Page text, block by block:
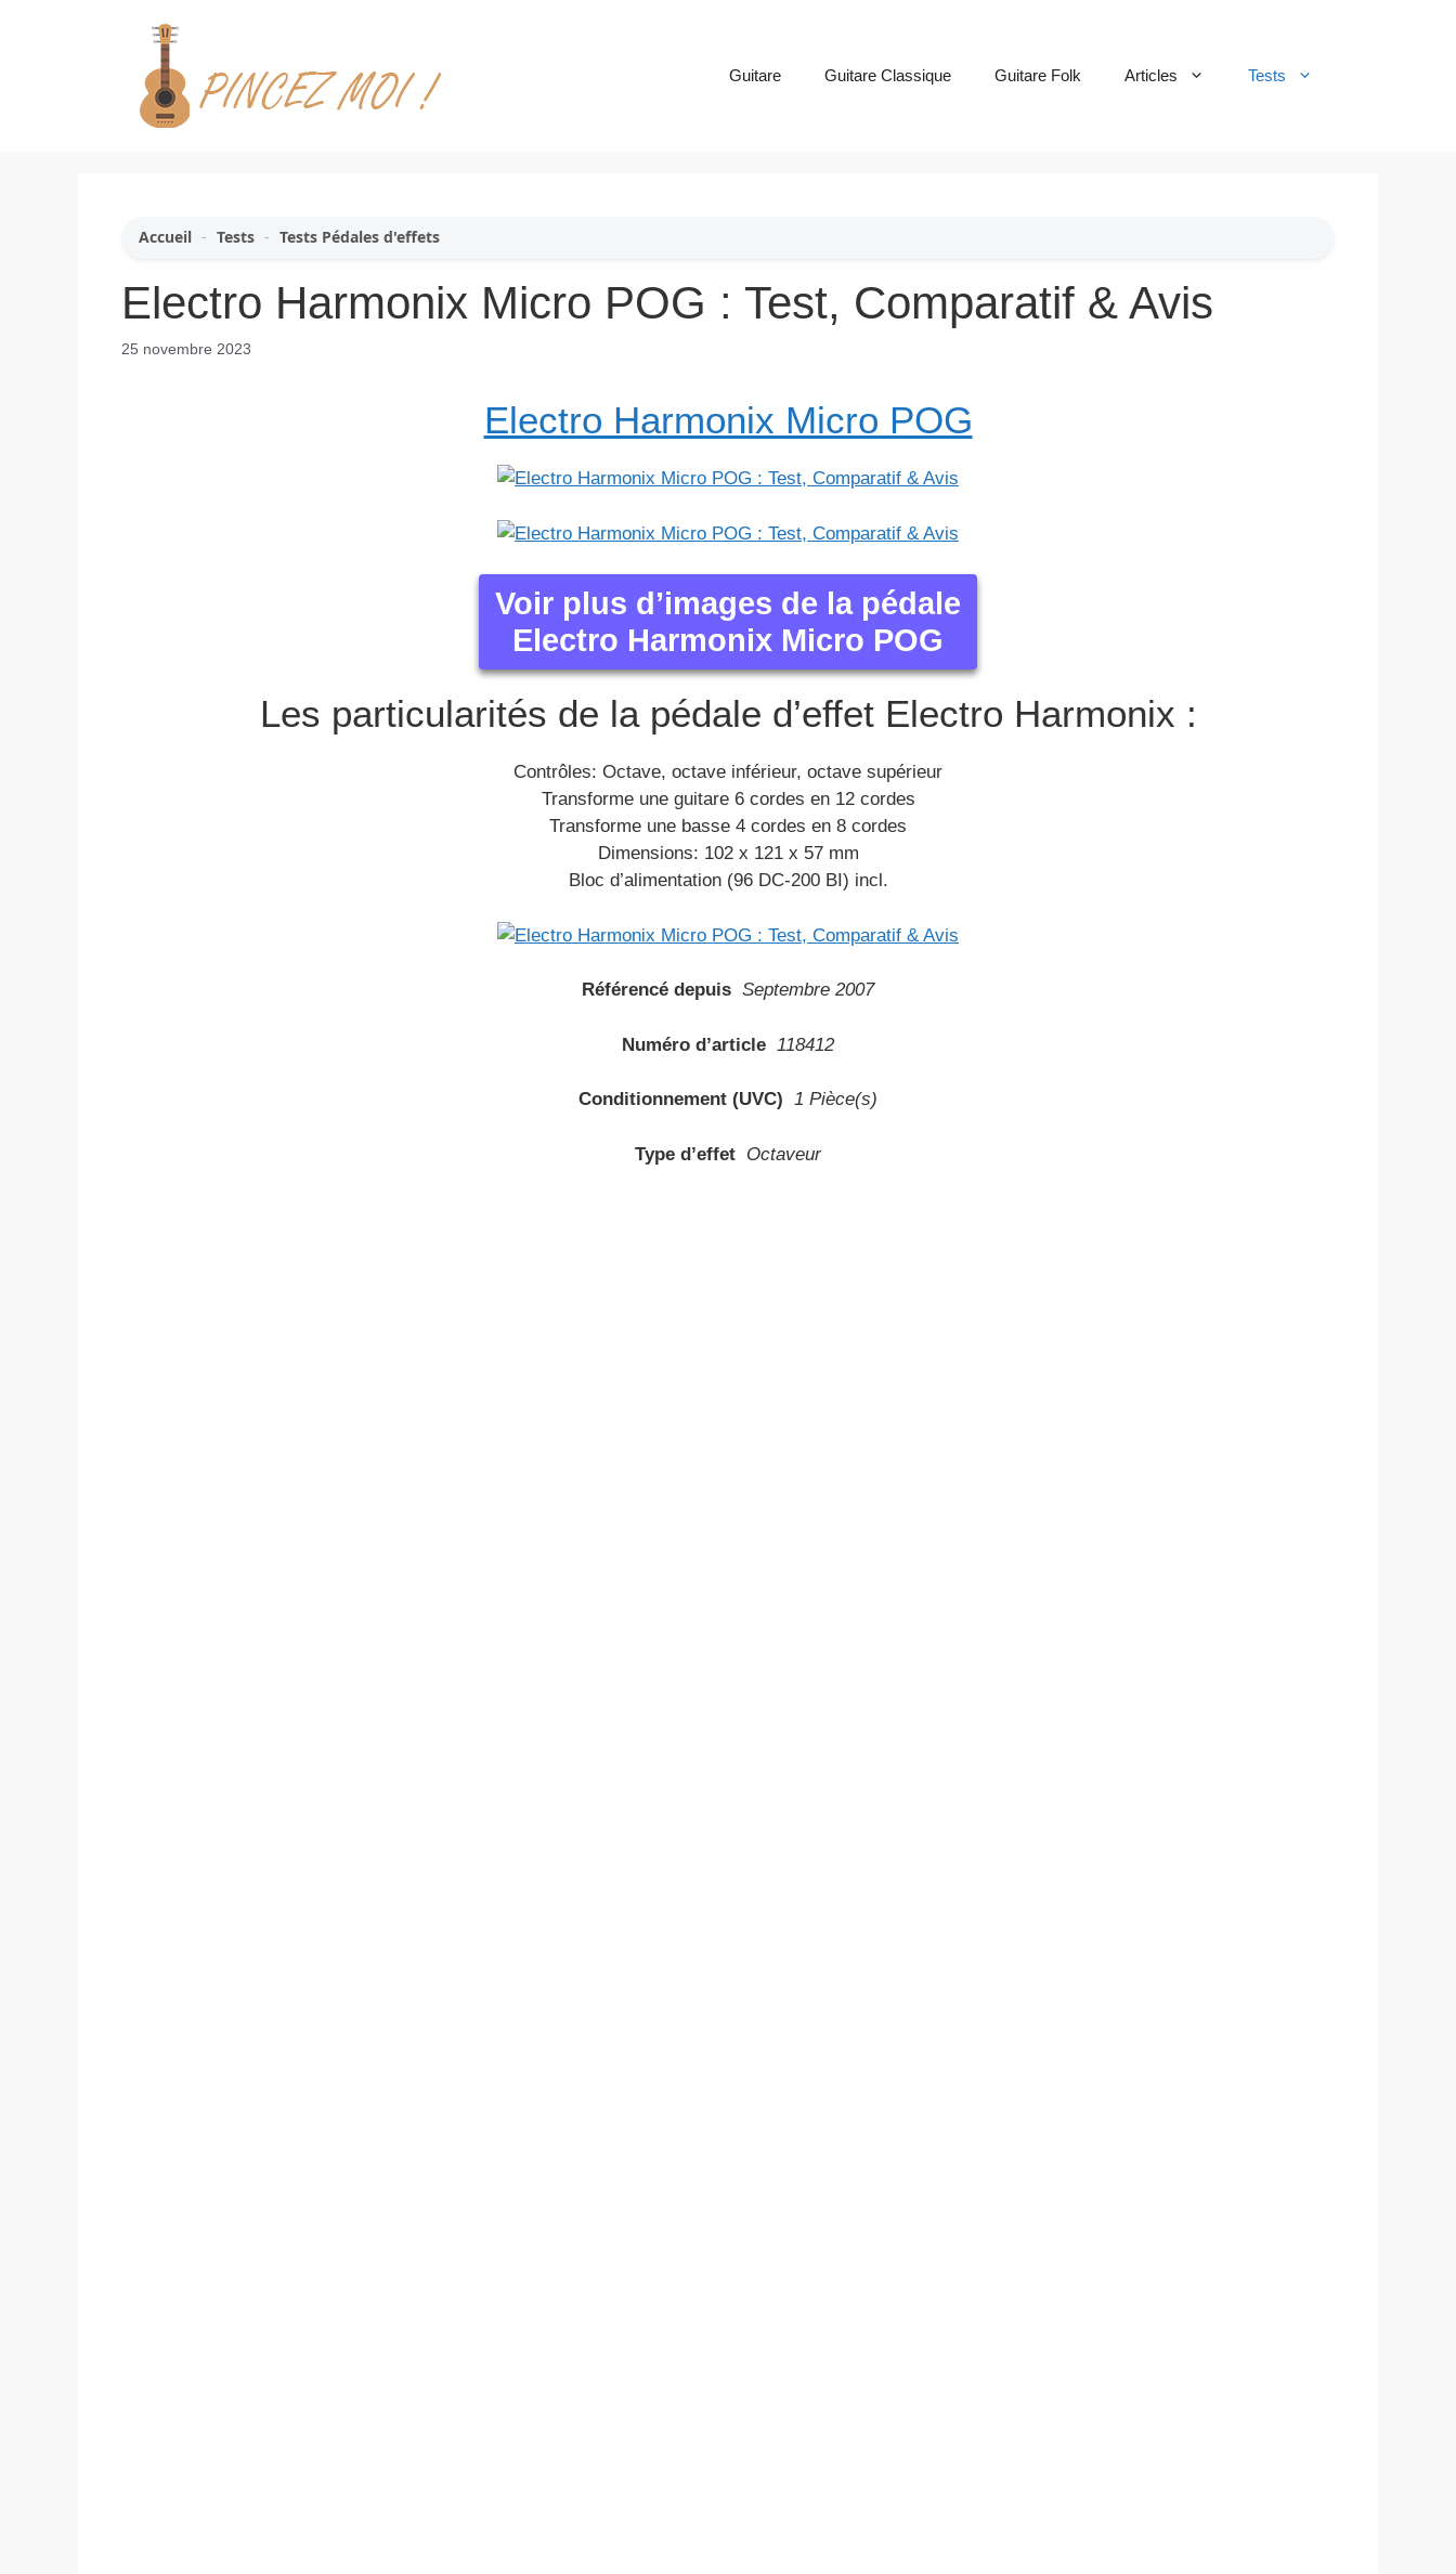
Guitare Guitare Classique Guitare Folk Articles Tests
Accueil - Tests - Tests Pédales d'effets
Electro Harmonix Micro POG : Test, Comparatif & Avis
25 novembre 2023
Electro Harmonix Micro POG
Voir plus d’images de la pédale
Electro Harmonix Micro POG
Les particularités de la pédale d’effet Electro Harmonix :
Contrôles: Octave, octave inférieur, octave supérieur
Transforme une guitare 6 cordes en 12 cordes
Transforme une basse 4 cordes en 8 cordes
Dimensions: 102 x 121 x 57 mm
Bloc d’alimentation (96 DC-200 BI) incl.
Référencé depuis Septembre 2007
Numéro d’article 118412
Conditionnement (UVC) 1 Pièce(s)
Type d’effet Octaveur